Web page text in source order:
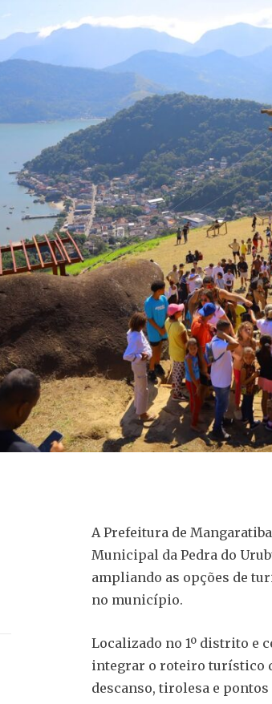
A Prefeitura de
Municipal da Pedra do
ampliando as opções de
no município.
Localizado no 1º distrito e
integrar o roteiro turístico
descanso, tirolesa e